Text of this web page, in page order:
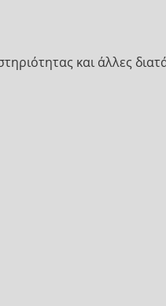
και άλλες